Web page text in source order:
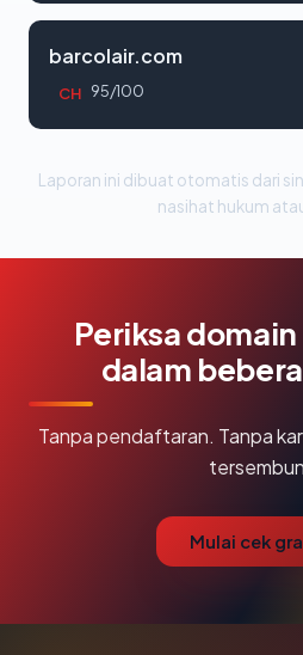
barcolair.com
CH 95/100
Laporan ini dibuat otomatis dari
nasihat hukum
Periksa
dalam
Tanpa pendaftaran. Tanpa
Mulai cek